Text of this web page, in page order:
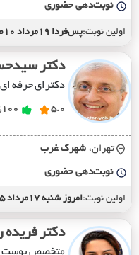
نوبت‌دهی حضوری
اولین نوبت:پس‌فردا 19مرداد 10صبح
دکتر
دکترای حرفه
5.0
تهران، شهرک غرب
نوبت‌دهی حضوری
اولین نوبت:امروز شنبه 17مرداد 5عصر
دکتر فریده
متخصص پوست